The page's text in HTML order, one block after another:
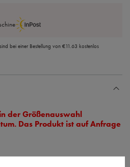
bei einer Bestellung von €11.63 kostenlos
der Größenauswahl
Das Produkt ist auf Anfrage